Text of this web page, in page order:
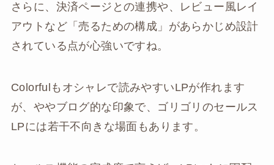
さらに、決済ページとの連携や、レビュー風レイ
アウトなど「売るための構成」があらかじめ設計
されている点が心強いですね。
Colorfulもオシャレで読みやすいLPが作れます
が、ややブログ的な印象で、ゴリゴリのセールス
LPには若干不向きな場面もあります。